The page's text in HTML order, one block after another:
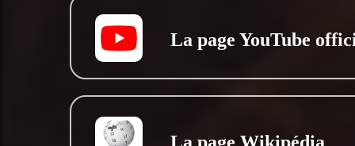
La page YouTube